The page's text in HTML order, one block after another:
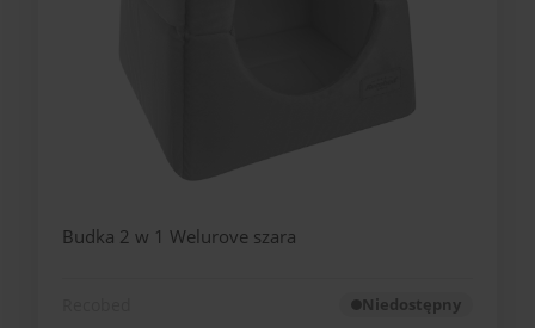
Budka 2 w 1 Welurove szara
Niedostępny